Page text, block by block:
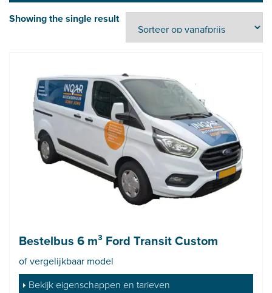
Showing the single result
Bestelbus 6 m³ Ford Transit Custom
of vergelijkbaar model
Bekijk eigenschappen en tarieven